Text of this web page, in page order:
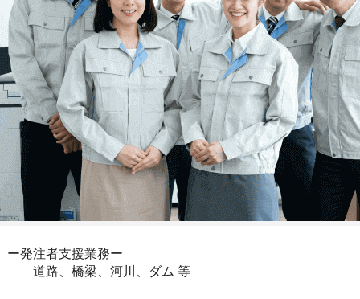
ー発注者支援業務ー
道路、橋梁、河川、ダム 等